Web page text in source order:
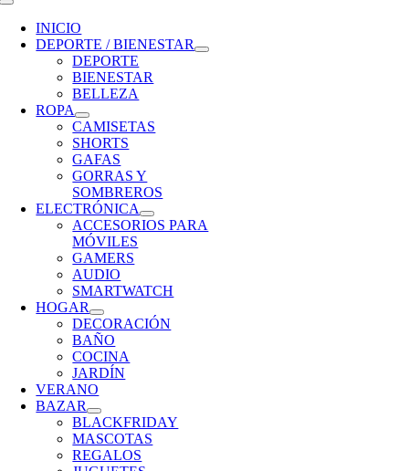
Toggle
Navigation
INICIO
DEPORTE / BIENESTAR
DEPORTE
BIENESTAR
BELLEZA
ROPA
CAMISETAS
SHORTS
GAFAS
GORRAS Y
SOMBREROS
ELECTRÓNICA
ACCESORIOS PARA
MÓVILES
GAMERS
AUDIO
SMARTWATCH
HOGAR
DECORACIÓN
BAÑO
COCINA
JARDÍN
VERANO
BAZAR
BLACKFRIDAY
MASCOTAS
REGALOS